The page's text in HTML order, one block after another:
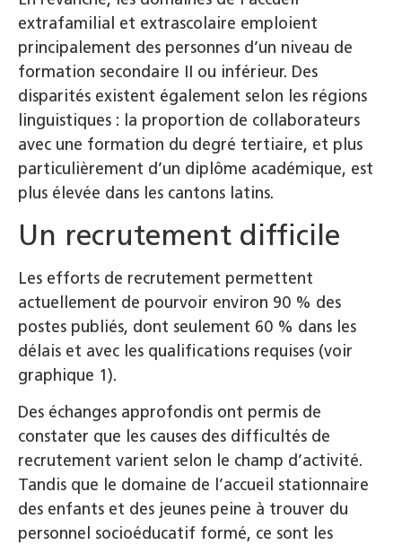
extrafamilial et extrascolaire emploient
principalement des personnes d’un niveau de
formation secondaire II ou inférieur. Des
disparités existent également selon les régions
linguistiques : la proportion de collaborateurs
avec une formation du degré tertiaire, et plus
particulièrement d’un diplôme académique, est
plus élevée dans les cantons latins.
Un recrutement difficile
Les efforts de recrutement permettent
actuellement de pourvoir environ 90 % des
postes publiés, dont seulement 60 % dans les
délais et avec les qualifications requises (voir
graphique 1).
Des échanges approfondis ont permis de
constater que les causes des difficultés de
recrutement varient selon le champ d’activité.
Tandis que le domaine de l’accueil stationnaire
des enfants et des jeunes peine à trouver du
personnel socioéducatif formé, ce sont les